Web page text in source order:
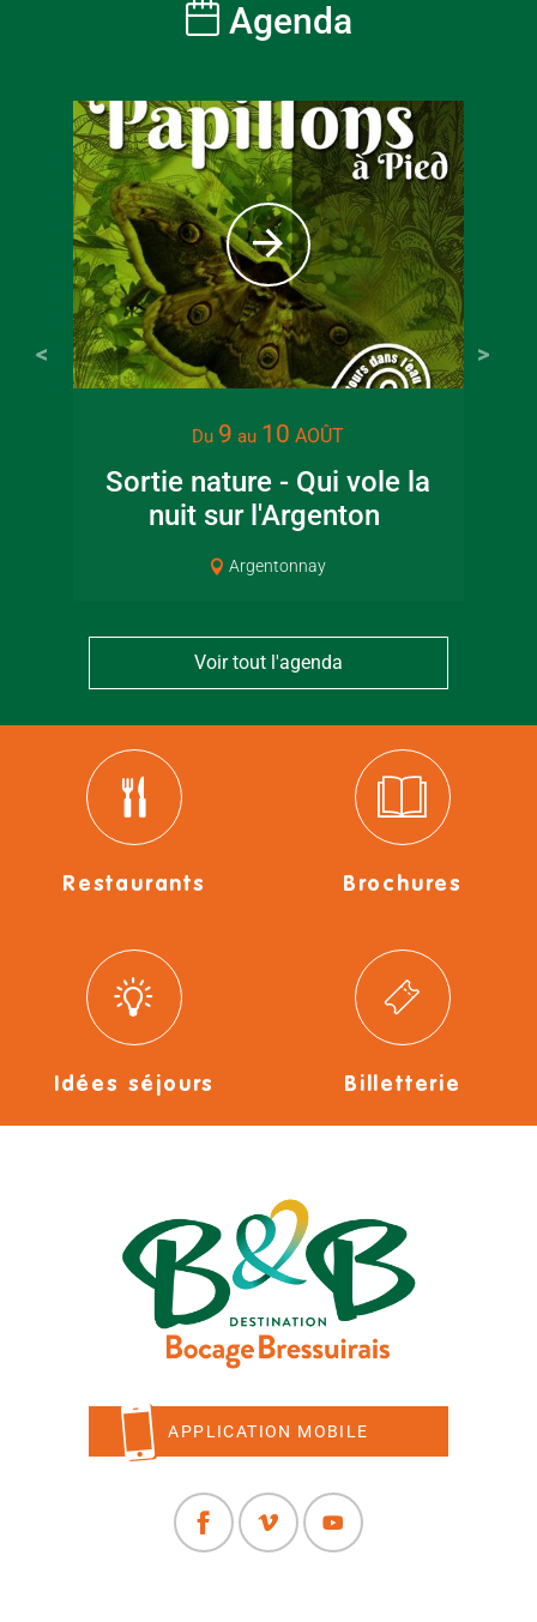
Agenda
Du 9 au 10 AOÛT
Sortie nature - Qui vole la
nuit sur l'Argenton
Argentonnay
Voir tout l'agenda
Restaurants Brochures
Idées séjours Billetterie
APPLICATION MOBILE